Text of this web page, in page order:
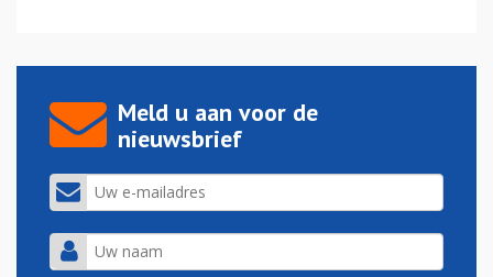
Meld u aan voor de
nieuwsbrief